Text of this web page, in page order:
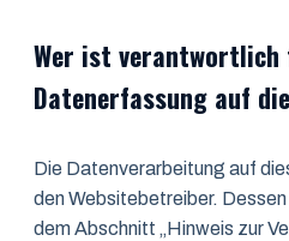
Wer ist
Datenerfassung auf
Die Datenverarbeitung auf
den Websitebetreiber.
dem Abschnitt „Hinweis zur